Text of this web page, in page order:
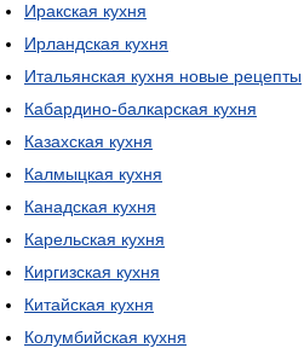
Иракская кухня
Ирландская кухня
Итальянская кухня новые рецепты
Кабардино-балкарская кухня
Казахская кухня
Калмыцкая кухня
Канадская кухня
Карельская кухня
Киргизская кухня
Китайская кухня
Колумбийская кухня